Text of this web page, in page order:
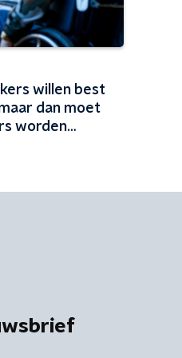
willen best
dan moet
worden